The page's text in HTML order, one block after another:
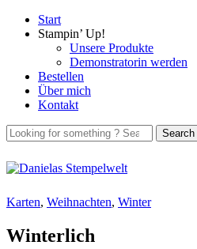
Start
Stampin’ Up!
Unsere Produkte
Demonstratorin werden
Bestellen
Über mich
Kontakt
Karten, Weihnachten, Winter
Winterlich